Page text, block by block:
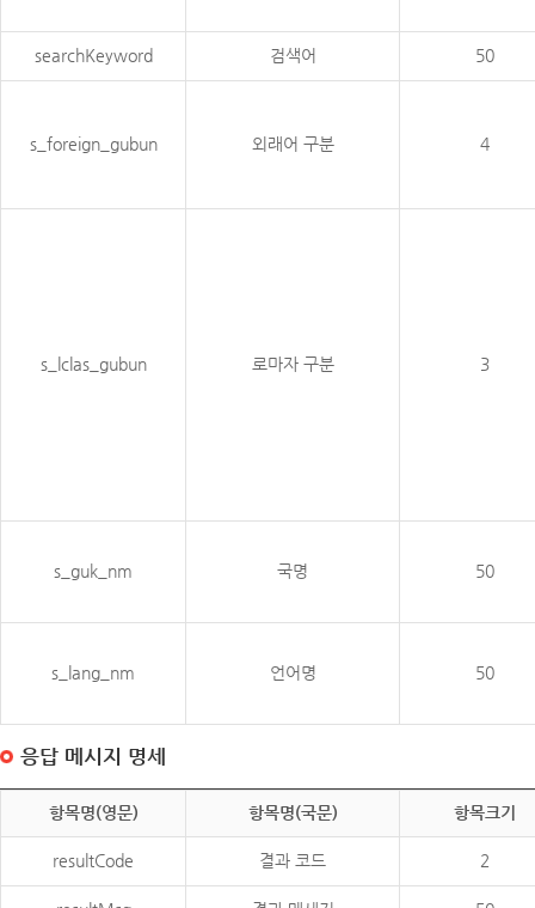
searchKeyword 검색어 50
s_foreign_gubun 외래어 구분 4
s_lclas_gubun 로마자 구분 3
s_guk_nm 국명 50
s_lang_nm 언어명 50
응답 메시지 명세
항목명(영문) 항목명(국문) 항목크기
resultCode 결과 코드 2